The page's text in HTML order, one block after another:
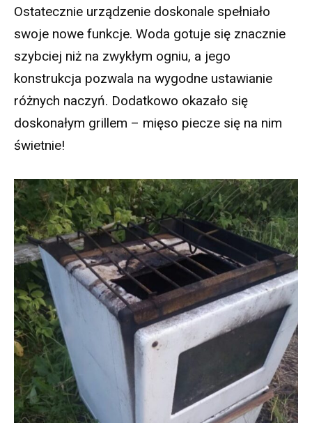
Ostatecznie urządzenie doskonale spełniało
swoje nowe funkcje. Woda gotuje się znacznie
szybciej niż na zwykłym ogniu, a jego
konstrukcja pozwala na wygodne ustawianie
różnych naczyń. Dodatkowo okazało się
doskonałym grillem – mięso piecze się na nim
świetnie!